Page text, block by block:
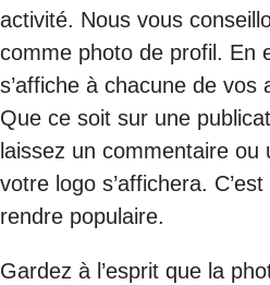
activité. Nous vous
comme photo de profil. En
s’affiche à chacune de vos
Que ce soit sur une
laissez un commentaire ou
votre logo s’affichera.
rendre populaire.
Gardez à l’esprit que la